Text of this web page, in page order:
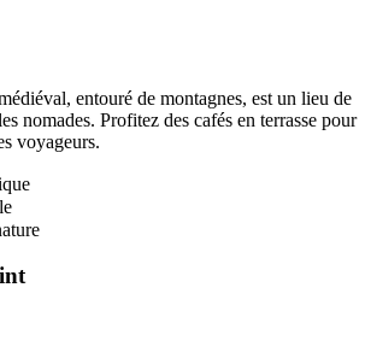
entouré de montagnes, est un lieu de
nomades. Profitez des cafés en terrasse pour
voyageurs.